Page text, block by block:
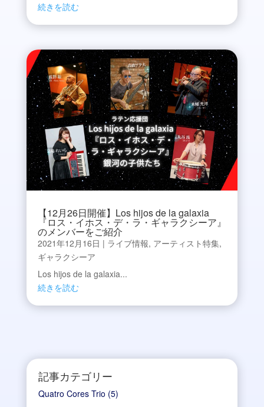
続きを読む
【12月26日開催】Los hijos de la galaxia
『ロス・イホス・デ・ラ・ギャラクシーア』
のメンバーをご紹介
2021年12月16日 | ライブ情報, アーティスト特集,
ギャラクシーア
Los hijos de la galaxia...
続きを読む
記事カテゴリー
Quatro Cores Trio (5)